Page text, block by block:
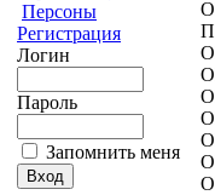
Персоны
Регистрация
Логин
Пароль
Запомнить меня